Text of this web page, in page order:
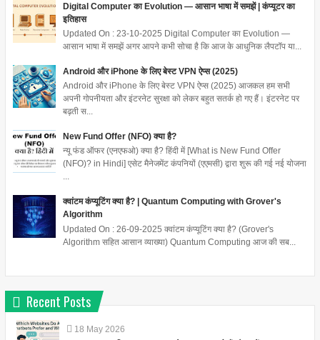
Digital Computer का Evolution — आसान भाषा में समझें | कंप्यूटर का
इतिहास
Updated On : 23-10-2025 Digital Computer का Evolution —
आसान भाषा में समझें अगर आपने कभी सोचा है कि आज के आधुनिक लैपटॉप या...
Android और iPhone के लिए बेस्ट VPN ऐप्स (2025)
Android और iPhone के लिए बेस्ट VPN ऐप्स (2025) आजकल हम सभी
अपनी गोपनीयता और इंटरनेट सुरक्षा को लेकर बहुत सतर्क हो गए हैं। इंटरनेट पर
बढ़ती स...
New Fund Offer (NFO) क्या है?
न्यू फंड ऑफर (एनएफओ) क्या है? हिंदी में [What is New Fund Offer
(NFO)? in Hindi] एसेट मैनेजमेंट कंपनियों (एएमसी) द्वारा शुरू की गई नई योजना
...
क्वांटम कंप्यूटिंग क्या है? | Quantum Computing with Grover's
Algorithm
Updated On : 26-09-2025 क्वांटम कंप्यूटिंग क्या है? (Grover's
Algorithm सहित आसान व्याख्या) Quantum Computing आज की सब...
Recent Posts
18 May 2026